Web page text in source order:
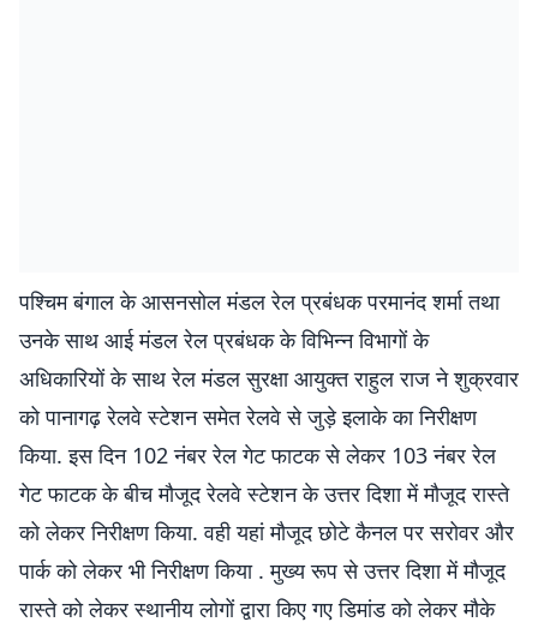
पश्चिम बंगाल के आसनसोल मंडल रेल प्रबंधक परमानंद शर्मा तथा
उनके साथ आई मंडल रेल प्रबंधक के विभिन्न विभागों के
अधिकारियों के साथ रेल मंडल सुरक्षा आयुक्त राहुल राज ने शुक्रवार
को पानागढ़ रेलवे स्टेशन समेत रेलवे से जुड़े इलाके का निरीक्षण
किया. इस दिन 102 नंबर रेल गेट फाटक से लेकर 103 नंबर रेल
गेट फाटक के बीच मौजूद रेलवे स्टेशन के उत्तर दिशा में मौजूद रास्ते
को लेकर निरीक्षण किया. वही यहां मौजूद छोटे कैनल पर सरोवर और
पार्क को लेकर भी निरीक्षण किया . मुख्य रूप से उत्तर दिशा में मौजूद
रास्ते को लेकर स्थानीय लोगों द्वारा किए गए डिमांड को लेकर मौके